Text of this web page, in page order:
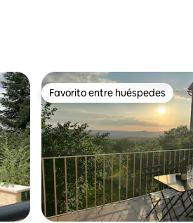
Favorito entre huéspedes
Favorito entre huéspedes